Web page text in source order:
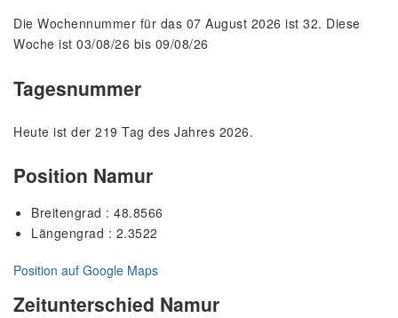
Die Wochennummer für das 07 August 2026 ist 32. Diese
Woche ist 03/08/26 bis 09/08/26
Tagesnummer
Heute ist der 219 Tag des Jahres 2026.
Position Namur
Breitengrad : 48.8566
Längengrad : 2.3522
Position auf Google Maps
Zeitunterschied Namur